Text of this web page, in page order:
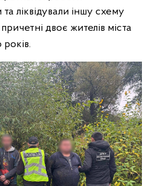
ліквідували іншу схему
двоє жителів міста